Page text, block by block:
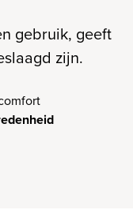
gebruik, geeft
zijn.